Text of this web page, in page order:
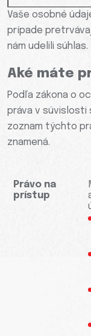
Vaše osobné
prípade
nám udelili súhlas.
Aké máte
Podľa zákona o
práva v súvislosti
zoznam týchto
znamená.
Právo na
prístup